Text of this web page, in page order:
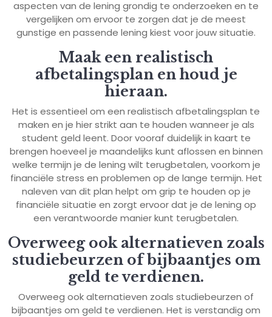
aspecten van de lening grondig te onderzoeken en te
vergelijken om ervoor te zorgen dat je de meest
gunstige en passende lening kiest voor jouw situatie.
Maak een realistisch
afbetalingsplan en houd je
hieraan.
Het is essentieel om een realistisch afbetalingsplan te
maken en je hier strikt aan te houden wanneer je als
student geld leent. Door vooraf duidelijk in kaart te
brengen hoeveel je maandelijks kunt aflossen en binnen
welke termijn je de lening wilt terugbetalen, voorkom je
financiële stress en problemen op de lange termijn. Het
naleven van dit plan helpt om grip te houden op je
financiële situatie en zorgt ervoor dat je de lening op
een verantwoorde manier kunt terugbetalen.
Overweeg ook alternatieven zoals
studiebeurzen of bijbaantjes om
geld te verdienen.
Overweeg ook alternatieven zoals studiebeurzen of
bijbaantjes om geld te verdienen. Het is verstandig om